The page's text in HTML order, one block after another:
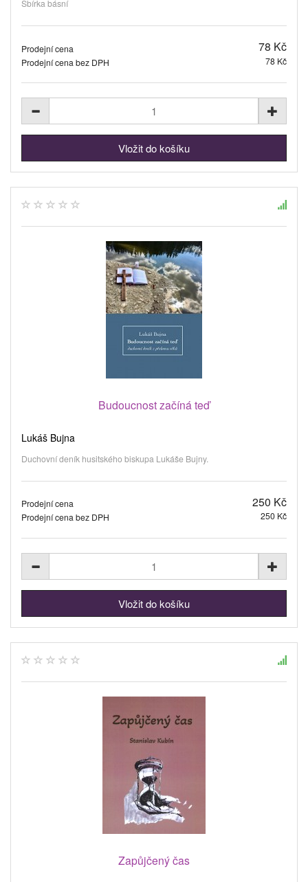
Sbírka básní
Prodejní cena 78 Kč
Prodejní cena bez DPH 78 Kč
Budoucnost začíná teď
Lukáš Bujna
Duchovní deník husitského biskupa Lukáše Bujny.
Prodejní cena 250 Kč
Prodejní cena bez DPH 250 Kč
Zapůjčený čas